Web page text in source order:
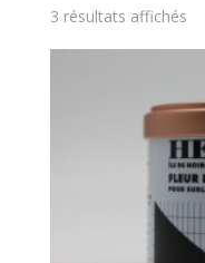
3 résultats affichés